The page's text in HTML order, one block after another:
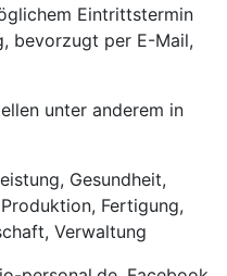
Eintrittstermin
bevorzugt per E-Mail,
unter anderem in
Gesundheit,
Fertigung,
Verwaltung